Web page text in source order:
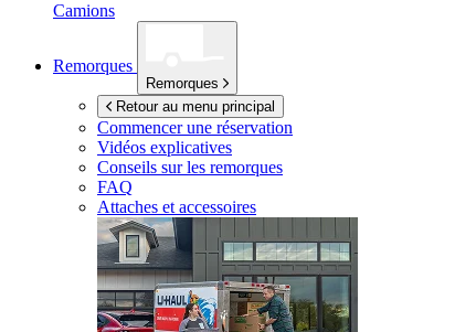
Camions
Remorques
Remorques
Retour au menu principal
Commencer une réservation
Vidéos explicatives
Conseils sur les remorques
FAQ
Attaches et accessoires